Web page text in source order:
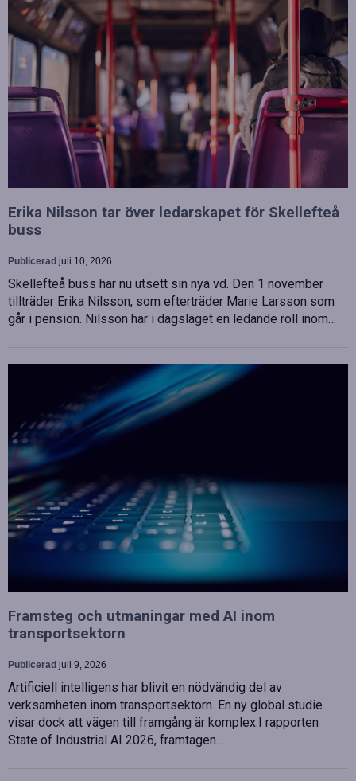
Erika Nilsson tar över ledarskapet för Skellefteå
buss
Publicerad juli 10, 2026
Skellefteå buss har nu utsett sin nya vd. Den 1 november
tillträder Erika Nilsson, som efterträder Marie Larsson som
går i pension. Nilsson har i dagsläget en ledande roll inom…
Framsteg och utmaningar med AI inom
transportsektorn
Publicerad juli 9, 2026
Artificiell intelligens har blivit en nödvändig del av
verksamheten inom transportsektorn. En ny global studie
visar dock att vägen till framgång är komplex.I rapporten
State of Industrial AI 2026, framtagen…